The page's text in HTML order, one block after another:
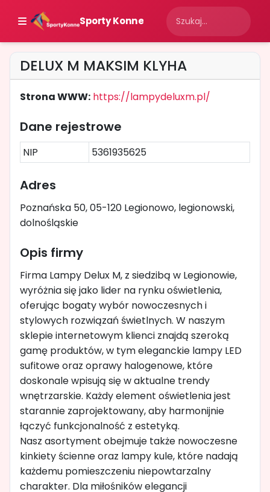
Sporty Konne
DELUX M MAKSIM KLYHA
Strona WWW: https://lampydeluxm.pl/
Dane rejestrowe
NIP 5361935625
Adres
Poznańska 50, 05-120 Legionowo, legionowski,
dolnośląskie
Opis firmy
Firma Lampy Delux M, z siedzibą w Legionowie,
wyróżnia się jako lider na rynku oświetlenia,
oferując bogaty wybór nowoczesnych i
stylowych rozwiązań świetlnych. W naszym
sklepie internetowym klienci znajdą szeroką
gamę produktów, w tym eleganckie lampy LED
sufitowe oraz oprawy halogenowe, które
doskonale wpisują się w aktualne trendy
wnętrzarskie. Każdy element oświetlenia jest
starannie zaprojektowany, aby harmonijnie
łączyć funkcjonalność z estetyką.
Nasz asortyment obejmuje także nowoczesne
kinkiety ścienne oraz lampy kule, które nadają
każdemu pomieszczeniu niepowtarzalny
charakter. Dla miłośników elegancji